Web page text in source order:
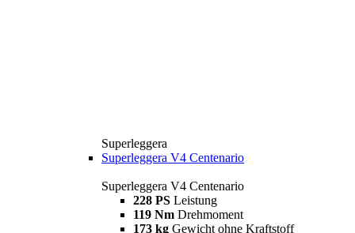
Superleggera
Superleggera V4 Centenario
Superleggera V4 Centenario
228 PS Leistung
119 Nm Drehmoment
173 kg Gewicht ohne Kraftstoff